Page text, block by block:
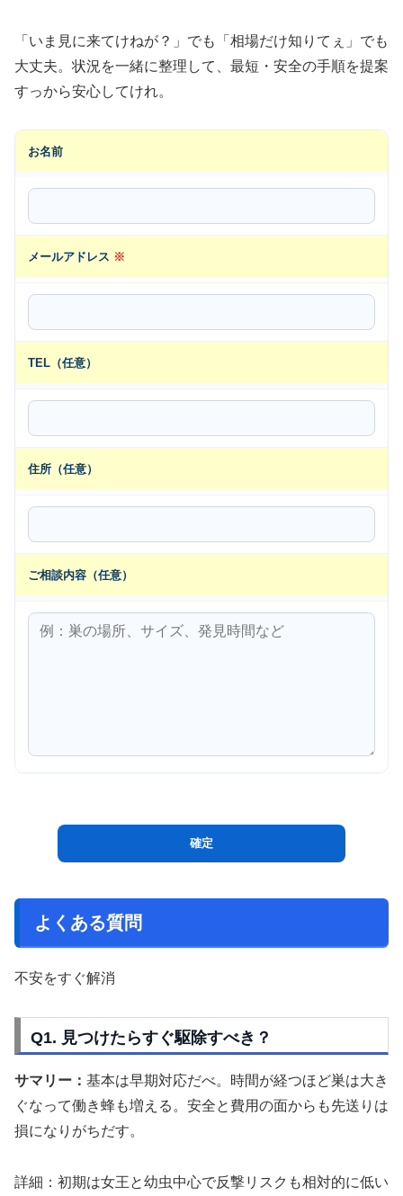
「いま見に来てけねが？」でも「相場だけ知りてぇ」でも
大丈夫。状況を一緒に整理して、最短・安全の手順を提案
すっから安心してけれ。
お名前
メールアドレス ※
TEL（任意）
住所（任意）
ご相談内容（任意）
よくある質問
不安をすぐ解消
Q1. 見つけたらすぐ駆除すべき？
サマリー： 基本は早期対応だべ。時間が経つほど巣は大き
ぐなって働き蜂も増える。安全と費用の面からも先送りは
損になりがちだす。
詳細：初期は女王と幼虫中心で反撃リスクも相対的に低い